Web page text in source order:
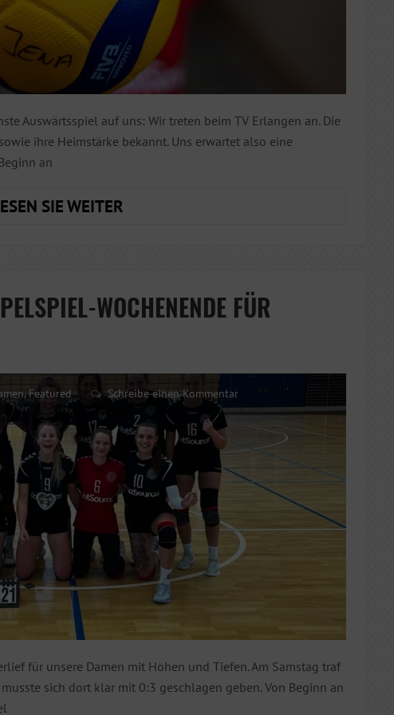
Auswärtsspiel auf uns: Wir treten beim TV Erlangen an. Die
ihre Heimstärke bekannt. Uns erwartet also eine
an
SIE WEITER
WOCHENENDE FÜR
,Featured Schreibe einen Kommentar
für unsere Damen mit Höhen und Tiefen. Am Samstag traf
sich dort klar mit 0:3 geschlagen geben. Von Beginn an